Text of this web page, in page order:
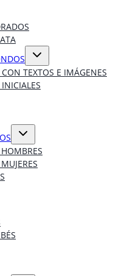
Alternar
hijo
TEXTOS E IMÁGENES
Alternar
hijo